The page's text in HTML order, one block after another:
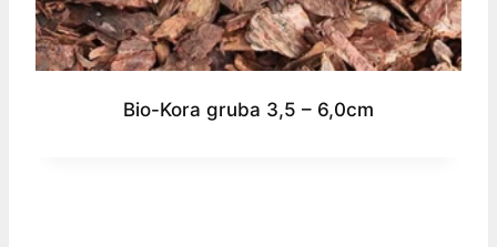
Bio-Kora gruba 3,5 – 6,0cm